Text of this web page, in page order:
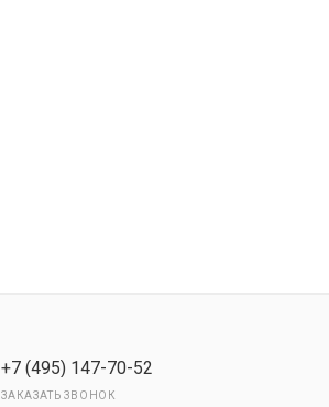
+7 (495) 147-70-52
ЗАКАЗАТЬ ЗВОНОК